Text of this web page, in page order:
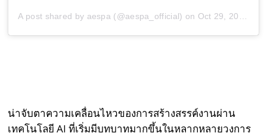
A post shared by aespa (@aespa_official) on Oct 29, 2020 at 8:02am PDT
น่าจับตาความเคลื่อนไหวของการสร้างสรรค์งานผ่าน
เทคโนโลยี AI ที่เริ่มมีบทบาทมากขึ้นในหลากหลายวงการ